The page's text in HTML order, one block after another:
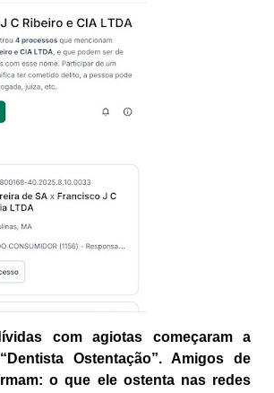
com agiotas começaram a
Ostentação”. Amigos de
o que ele ostenta nas redes